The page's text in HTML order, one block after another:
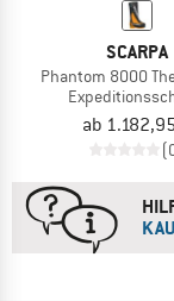
SCARPA
Phantom 8000
ab